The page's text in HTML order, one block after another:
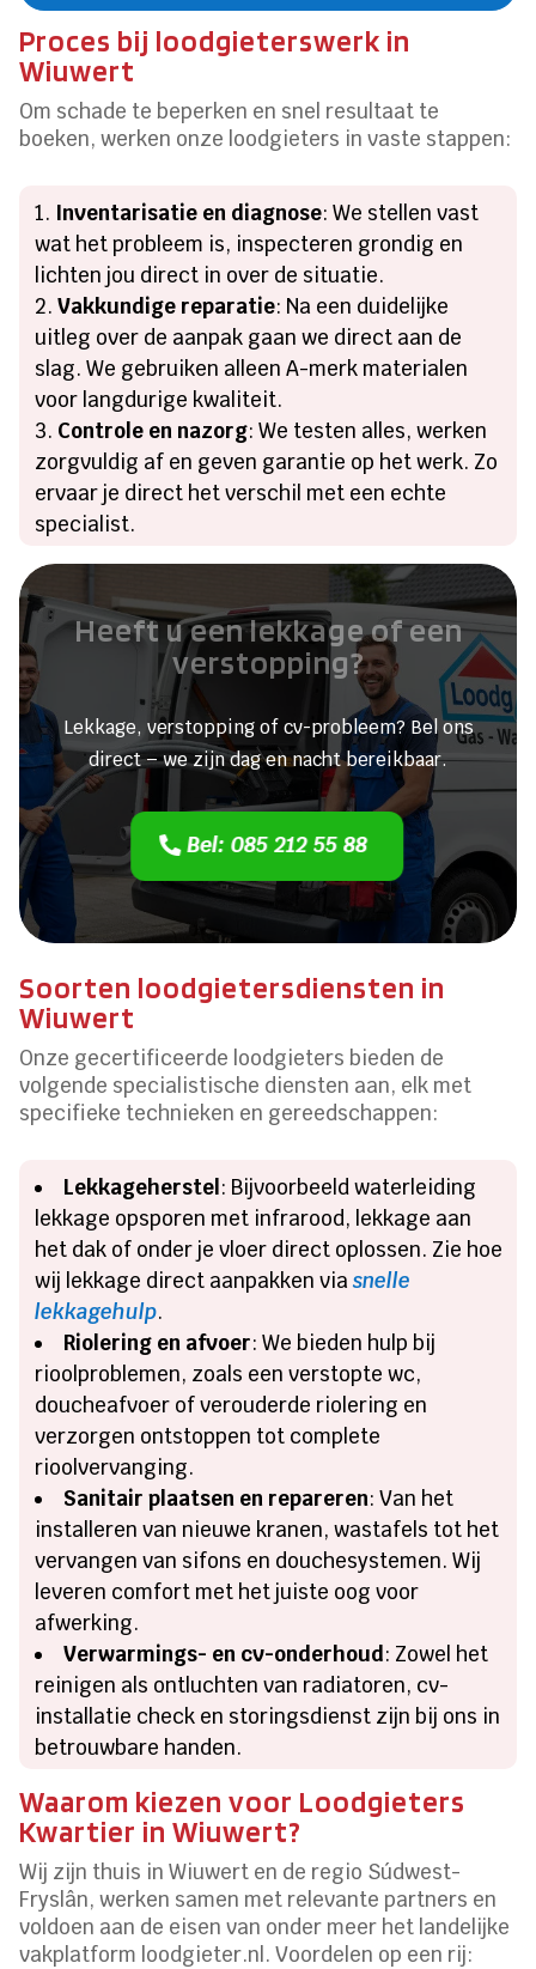
Proces bij loodgieterswerk in
Wiuwert
Om schade te beperken en snel resultaat te
boeken, werken onze loodgieters in vaste stappen:
Inventarisatie en diagnose: We stellen vast
wat het probleem is, inspecteren grondig en
lichten jou direct in over de situatie.
Vakkundige reparatie: Na een duidelijke
uitleg over de aanpak gaan we direct aan de
slag. We gebruiken alleen A-merk materialen
voor langdurige kwaliteit.
Controle en nazorg: We testen alles, werken
zorgvuldig af en geven garantie op het werk. Zo
ervaar je direct het verschil met een echte
specialist.
Heeft u een lekkage of een
verstopping?
Lekkage, verstopping of cv-probleem? Bel ons
direct – we zijn dag en nacht bereikbaar.
Bel: 085 212 55 88
Soorten loodgietersdiensten in
Wiuwert
Onze gecertificeerde loodgieters bieden de
volgende specialistische diensten aan, elk met
specifieke technieken en gereedschappen:
Lekkageherstel : Bijvoorbeeld waterleiding
lekkage opsporen met infrarood, lekkage aan
het dak of onder je vloer direct oplossen. Zie hoe
wij lekkage direct aanpakken viasnelle
lekkagehulp.
Riolering en afvoer: We bieden hulp bij
rioolproblemen, zoals een verstopte wc,
doucheafvoer of verouderde riolering en
verzorgen ontstoppen tot complete
rioolvervanging.
Sanitair plaatsen en repareren: Van het
installeren van nieuwe kranen, wastafels tot het
vervangen van sifons en douchesystemen. Wij
leveren comfort met het juiste oog voor
afwerking.
Verwarmings- en cv-onderhoud: Zowel het
reinigen als ontluchten van radiatoren, cv-
installatie check en storingsdienst zijn bij ons in
betrouwbare handen.
Waarom kiezen voor Loodgieters
Kwartier in Wiuwert?
Wij zijn thuis in Wiuwert en de regio Súdwest-
Fryslân, werken samen met relevante partners en
voldoen aan de eisen van onder meer het landelijke
vakplatform loodgieter.nl. Voordelen op een rij: